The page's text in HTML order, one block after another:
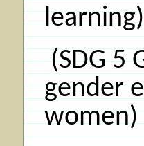
learning)
(SDG 5
gender
women)